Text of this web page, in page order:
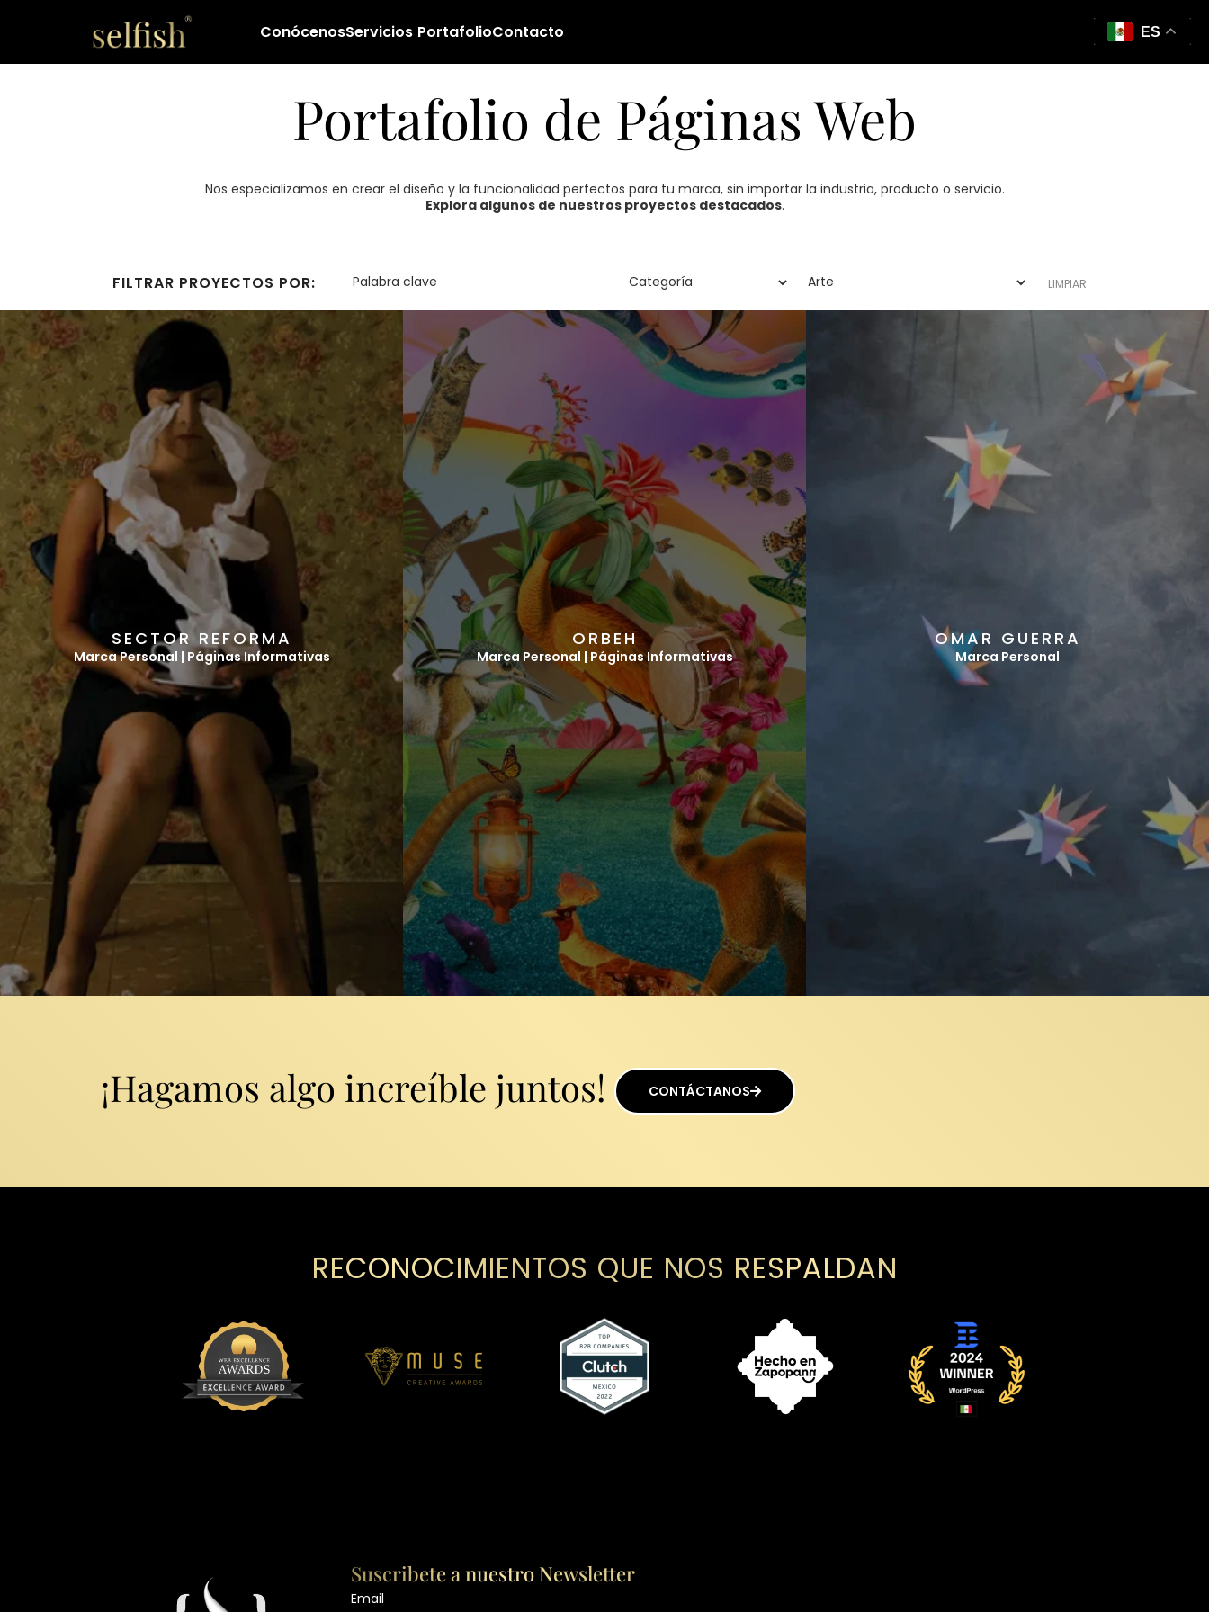
ConócenosServicios PortafolioContacto
Portafolio de Páginas Web
Nos especializamos en crear el diseño y la funcionalidad perfectos para tu marca, sin importar la industria, producto o servicio.
Explora algunos de nuestros proyectos destacados.
FILTRAR PROYECTOS POR: LIMPIAR
S E C TOR R E FORMA
Marca Personal | Páginas Informativas
O RB EH
Marca Personal | Páginas Informativas
OMAR G U E R RA
Marca Personal
¡Hagamos algo increíble juntos! CONTÁCTANOS
RECONOCIMIENTOS QUE NOS RESPALDAN
Suscribete a nuestro Newsletter
Email
ES